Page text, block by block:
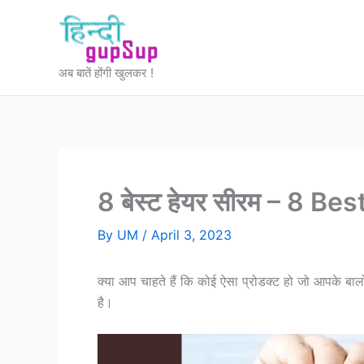
अब बातें होंगी खुलकर !
8 बेस्ट हेयर सीरम – 8
By UM / April 3, 2023
क्या आप चाहते हैं कि कोई ऐसा प्रोडक्ट हो जो आपके
है।